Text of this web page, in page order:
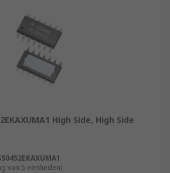
High Side, High Side
van 5 eenheden)